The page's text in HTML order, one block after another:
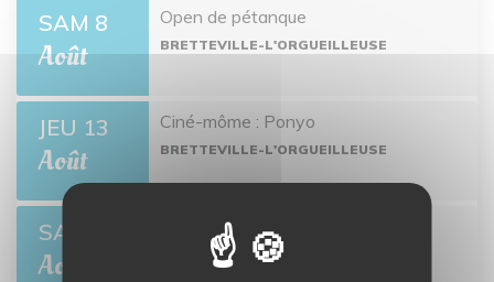
SAM 8
Août
Open de pétanque
BRETTEVILLE-L'ORGUEILLEUSE
JEU 13
Août
Ciné-môme : Ponyo
BRETTEVILLE-L'ORGUEILLEUSE
SAM 22
Août
Open de pétanque
BRETTEVILLE-L'ORGUEILLEUSE